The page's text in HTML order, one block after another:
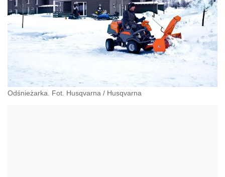
Odśnieżarka. Fot. Husqvarna / Husqvarna